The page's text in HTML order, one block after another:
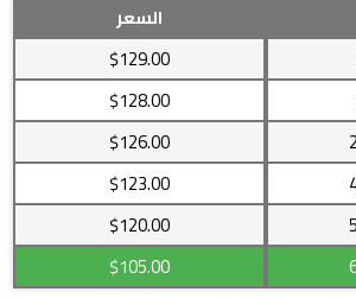
السعر
$129.00
$128.00
$126.00
$123.00
$120.00
$105.00